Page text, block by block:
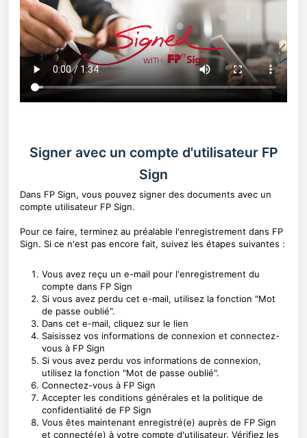
Signer avec un compte d'utilisateur FP
Sign
Dans FP Sign, vous pouvez signer des documents avec un
compte utilisateur FP Sign.
Pour ce faire, terminez au préalable l'enregistrement dans FP
Sign. Si ce n'est pas encore fait, suivez les étapes suivantes :
Vous avez reçu un e-mail pour l'enregistrement du
compte dans FP Sign
Si vous avez perdu cet e-mail, utilisez la fonction "Mot
de passe oublié".
Dans cet e-mail, cliquez sur le lien
Saisissez vos informations de connexion et connectez-
vous à FP Sign
Si vous avez perdu vos informations de connexion,
utilisez la fonction "Mot de passe oublié".
Connectez-vous à FP Sign
Accepter les conditions générales et la politique de
confidentialité de FP Sign
Vous êtes maintenant enregistré(e) auprès de FP Sign
et connecté(e) à votre compte d'utilisateur. Vérifiez les